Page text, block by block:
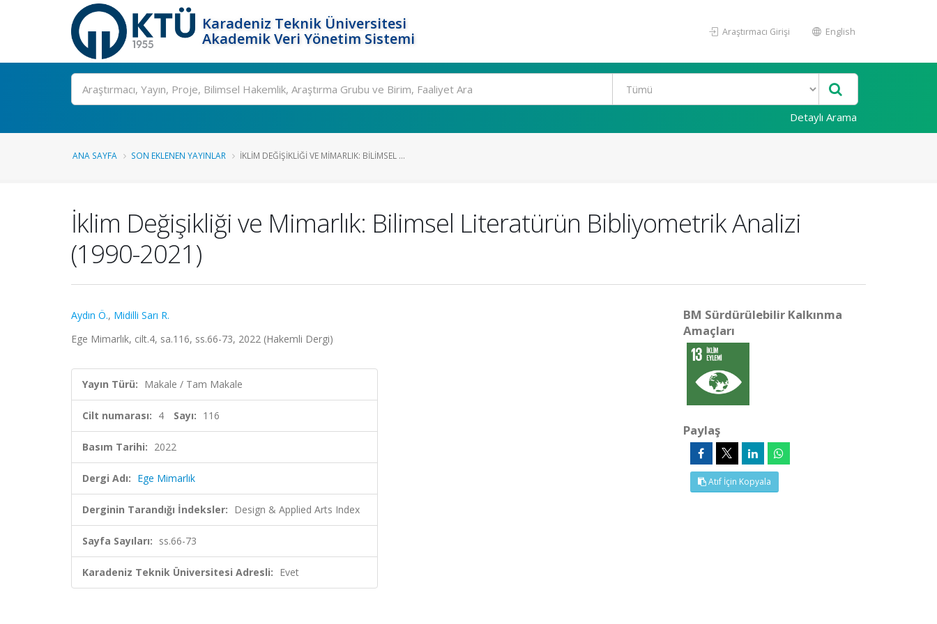
Karadeniz Teknik Üniversitesi
Akademik Veri Yönetim Sistemi
Araştırmacı Girişi English
Ara
Detaylı Arama
ANA SAYFA SON EKLENEN YAYINLAR İKLIM DEĞIŞIKLIĞI VE MIMARLIK: BILIMSEL ...
İklim Değişikliği ve Mimarlık: Bilimsel Literatürün Bibliyometrik Analizi
(1990-2021)
Aydın Ö., Midilli Sarı R.
Ege Mimarlık, cilt.4, sa.116, ss.66-73, 2022 (Hakemli Dergi)
Yayın Türü: Makale / Tam Makale
Cilt numarası: 4 Sayı: 116
Basım Tarihi: 2022
Dergi Adı: Ege Mimarlık
Derginin Tarandığı İndeksler: Design & Applied Arts Index
Sayfa Sayıları: ss.66-73
Karadeniz Teknik Üniversitesi Adresli: Evet
BM Sürdürülebilir Kalkınma
Amaçları
Paylaş
Atıf İçin Kopyala